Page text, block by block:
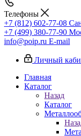
Телефоны
+7 (812) 602-77-08
+7 (499) 380-77-90
info@poip.ru E-mail
Личный
Главная
Каталог
Назад
Каталог